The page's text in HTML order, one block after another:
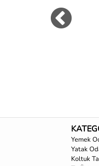
Yemek
Yatak
Koltuk